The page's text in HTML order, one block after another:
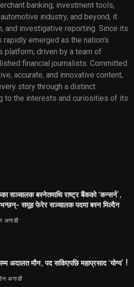
banking, investment tools,
industry, and beyond, it
and investigative reporting. Since its
rapidly emerged as the nation's
platform, driven by a team of
financial journalists. Committed
accurate, and innovative content,
story through a distinct
to the interests and curiosities of its
सञ्चालक बस्नेतमाथि राष्ट्र बैंकको ‘कन्सर्न’,
भन्छन्- समूह फेरेर सञ्चालक पदमा बस्न मिल्दैन
अगाडी
अदालत मौन, पद सकिएपछि महाप्रसाद ‘योग्य’ !
अगाडी